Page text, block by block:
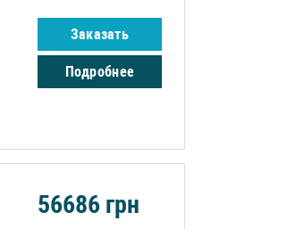
Заказать
Подробнее
56686 грн